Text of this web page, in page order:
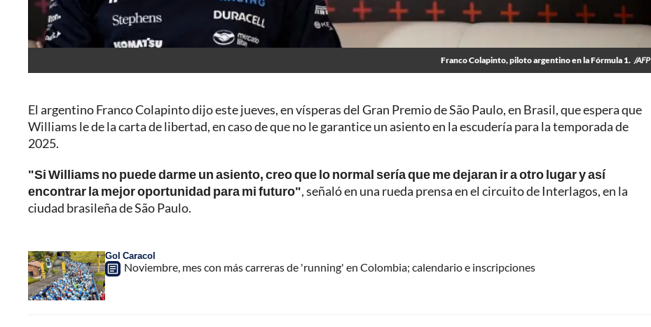
Franco Colapinto, piloto argentino en la Fórmula 1. /AFP
El argentino Franco Colapinto dijo este jueves, en vísperas del Gran Premio de São Paulo, en Brasil, que espera que
Williams le de la carta de libertad, en caso de que no le garantice un asiento en la escudería para la temporada de
2025.
"Si Williams no puede darme un asiento, creo que lo normal sería que me dejaran ir a otro lugar y así
encontrar la mejor oportunidad para mi futuro", señaló en una rueda prensa en el circuito de Interlagos, en la
ciudad brasileña de São Paulo.
Gol Caracol
Noviembre, mes con más carreras de 'running' en Colombia; calendario e inscripciones